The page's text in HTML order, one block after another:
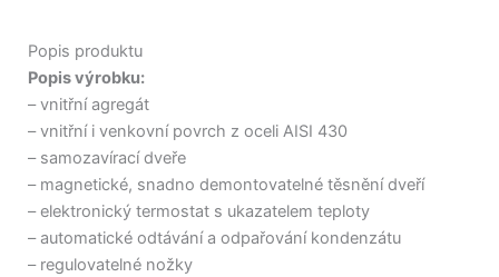
Popis produktu
Popis výrobku:
– vnitřní agregát
– vnitřní i venkovní povrch z oceli AISI 430
– samozavírací dveře
– magnetické, snadno demontovatelné těsnění dveří
– elektronický termostat s ukazatelem teploty
– automatické odtávání a odpařování kondenzátu
– regulovatelné nožky